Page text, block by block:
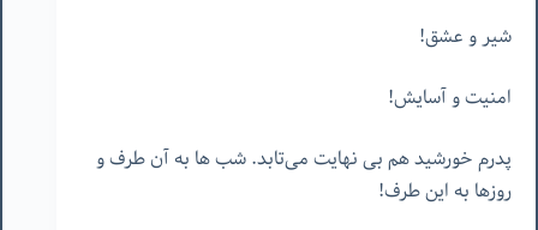
شیر و عشق!
امنیت و آسایش!
پدرم خورشید هم بی نهایت می‌تابد. شب ها به آن طرف و
روزها به این طرف!